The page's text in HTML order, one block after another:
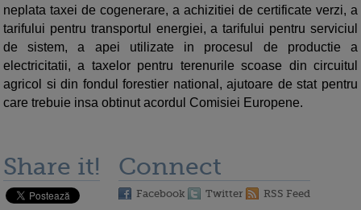
neplata taxei de cogenerare, a achizitiei de certificate verzi, a
tarifului pentru transportul energiei, a tarifului pentru serviciul
de sistem, a apei utilizate in procesul de productie a
electricitatii, a taxelor pentru terenurile scoase din circuitul
agricol si din fondul forestier national, ajutoare de stat pentru
care trebuie insa obtinut acordul Comisiei Europene.
Share it! Connect
Facebook Twitter RSS Feed